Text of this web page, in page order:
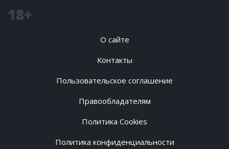
18+
О сайте
Контакты
Пользовательское соглашение
Правообладателям
Политика Cookies
Политика конфиденциальности